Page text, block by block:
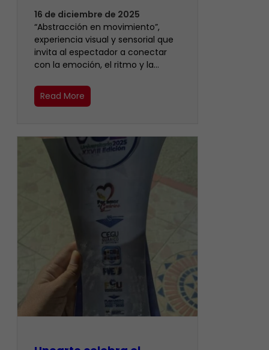
16 de diciembre de 2025
“Abstracción en movimiento”,
experiencia visual y sensorial que
invita al espectador a conectar
con la emoción, el ritmo y la…
Read More